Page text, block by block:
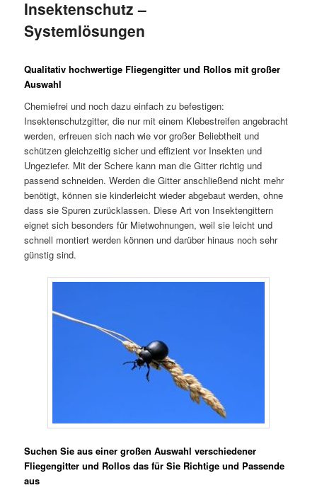
Insektenschutz –
Systemlösungen
Qualitativ hochwertige Fliegengitter und Rollos mit großer
Auswahl
Chemiefrei und noch dazu einfach zu befestigen:
Insektenschutzgitter, die nur mit einem Klebestreifen angebracht
werden, erfreuen sich nach wie vor großer Beliebtheit und
schützen gleichzeitig sicher und effizient vor Insekten und
Ungeziefer. Mit der Schere kann man die Gitter richtig und
passend schneiden. Werden die Gitter anschließend nicht mehr
benötigt, können sie kinderleicht wieder abgebaut werden, ohne
dass sie Spuren zurücklassen. Diese Art von Insektengittern
eignet sich besonders für Mietwohnungen, weil sie leicht und
schnell montiert werden können und darüber hinaus noch sehr
günstig sind.
Suchen Sie aus einer großen Auswahl verschiedener
Fliegengitter und Rollos das für Sie Richtige und Passende
aus